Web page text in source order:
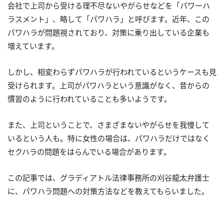
会社で上司から受ける理不尽ないやがらせなどを「パワーハ
ラスメント」、略して「パワハラ」と呼びます。近年、この
パワハラが問題視されており、対策に乗り出している企業も
増えています。
しかし、相変わらずパワハラが行われているというケースも見
受けられます。上司がパワハラという意識がなく、昔からの
慣習のように行われていることも多いようです。
また、上司ということで、さまざまないやがらせを我慢して
いるという人も。特に女性の場合は、パワハラだけではなく
セクハラの問題をはらんでいる場合があります。
この記事では、グラディアトル法律事務所の刈谷龍太弁護士
に、パワハラ問題への対策方法などを教えてもらいました。